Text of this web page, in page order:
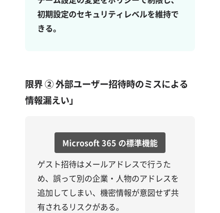
初期設定のセキュリティレベルを維持で
きる。
限界 ②外部ユーザー招待時のミスによる
情報漏えい」
Microsoft 365 の標準機能
ゲスト招待はメールアドレスで行うた
め、誤って別の企業・人物のアドレスを
追加してしまい、機密情報が意図せず共
有されるリスクがある。